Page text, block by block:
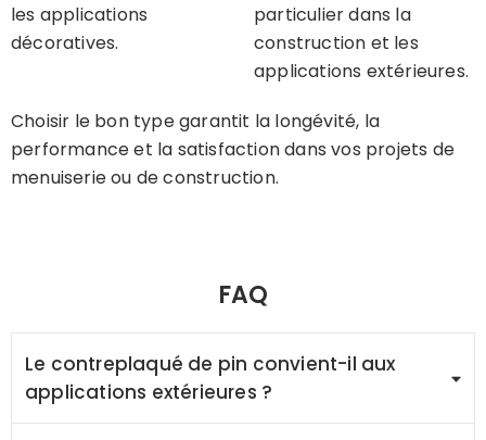
les applications
décoratives.
particulier dans la
construction et les
applications extérieures.
Choisir le bon type garantit la longévité, la
performance et la satisfaction dans vos projets de
menuiserie ou de construction.
FAQ
Le contreplaqué de pin convient-il aux
applications extérieures ?